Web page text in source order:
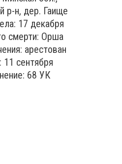
р-н, дер. Гаище
17 декабря
смерти: Орша
арестован
11 сентября
68 УК